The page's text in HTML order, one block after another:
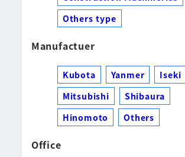
Others type
Manufactuer
Kubota Yanmer
Iseki
Mitsubishi
Shibaura
Hinomoto
Others
Office